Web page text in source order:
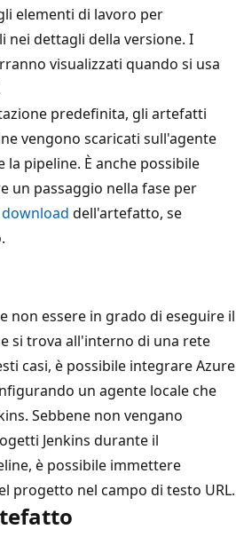
elementi di lavoro per
nei dettagli della versione. I
visualizzati quando si usa
predefinita, gli artefatti
vengono scaricati sull'agente
la pipeline. È anche possibile
un passaggio nella fase per
dell'artefatto, se
non essere in grado di eseguire il
si trova all'interno di una rete
casi, è possibile integrare Azure
un agente locale che
Sebbene non vengano
Jenkins durante il
è possibile immettere
progetto nel campo di testo URL.